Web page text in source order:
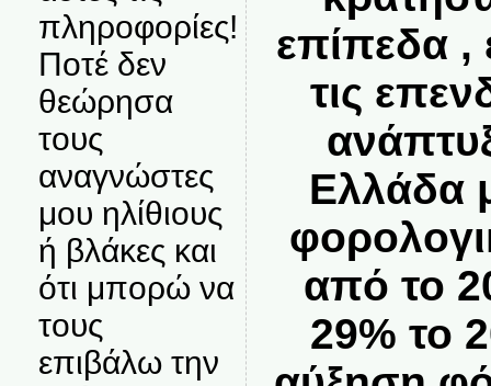
πληροφορίες!
Ποτέ δεν
θεώρησα
τους
αναγνώστες
μου ηλίθιους
ή βλάκες και
ότι μπορώ να
τους
επιβάλω την
επίπεδα ,
τις
Ελλάδα
από το
29% το